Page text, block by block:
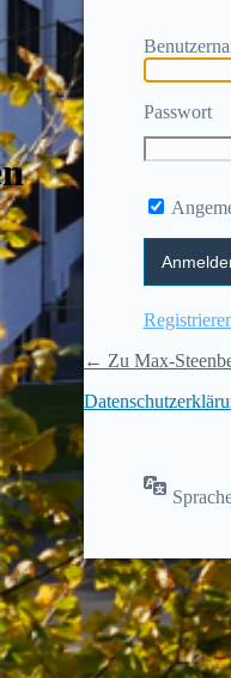
Passwort
← Zu Max-